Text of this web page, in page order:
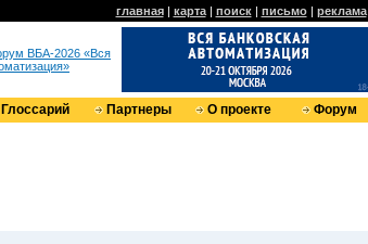
главная| карта| поиск| письмо| реклама
ВБА-2026 «Вся
Глоссарий Партнеры О проекте Форум